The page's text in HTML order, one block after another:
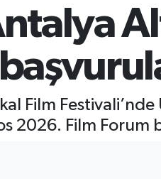
Film
2026. Film Forum